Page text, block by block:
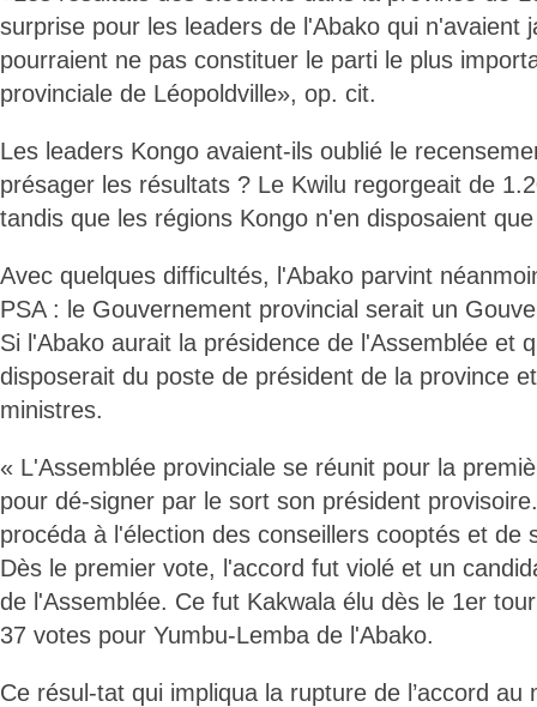
surprise pour les leaders de l'Abako qui n'avaient
pourraient ne pas constituer le parti le plus
provinciale de Léopoldville», op. cit.
Les leaders Kongo avaient-ils oublié le
présager les résultats ? Le Kwilu regorgeait de
tandis que les régions Kongo n'en disposaient
Avec quelques difficultés, l'Abako parvint
PSA : le Gouvernement provincial serait un
Si l'Abako aurait la présidence de l'Assemblée et
disposerait du poste de président de la province
ministres.
« L'Assemblée provinciale se réunit pour la
pour dé-signer par le sort son président
procéda à l'élection des conseillers cooptés et de
Dès le premier vote, l'accord fut violé et un
de l'Assemblée. Ce fut Kakwala élu dès le 1er
37 votes pour Yumbu-Lemba de l'Abako.
Ce résul-tat qui impliqua la rupture de l’accord au